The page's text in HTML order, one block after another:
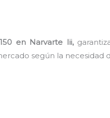
en Narvarte Iii,
según la necesidad